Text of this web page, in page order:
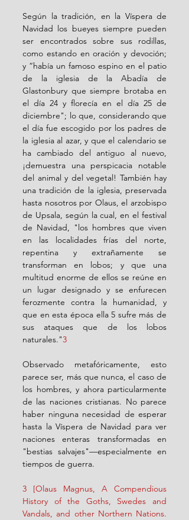
Según la tradición, en la Víspera de
Navidad los bueyes siempre pueden
ser encontrados sobre sus rodillas,
como estando en oración y devoción;
y “había un famoso espino en el patio
de la iglesia de la Abadía de
Glastonbury que siempre brotaba en
el día 24 y florecía en el día 25 de
diciembre"; lo que, considerando que
el día fue escogido por los padres de
la iglesia al azar, y que el calendario se
ha cambiado del antiguo al nuevo,
¡demuestra una perspicacia notable
del animal y del vegetal! También hay
una tradición de la iglesia, preservada
hasta nosotros por Olaus, el arzobispo
de Upsala, según la cual, en el festival
de Navidad, "los hombres que viven
en las localidades frías del norte,
repentina y extrañamente se
transforman en lobos; y que una
multitud enorme de ellos se reúne en
un lugar designado y se enfurecen
ferozmente contra la humanidad, y
que en esta época ella 5 sufre más de
sus ataques que de los lobos
naturales."3
Observado metafóricamente, esto
parece ser, más que nunca, el caso de
los hombres, y ahora particularmente
de las naciones cristianas. No parece
haber ninguna necesidad de esperar
hasta la Víspera de Navidad para ver
naciones enteras transformadas en
"bestias salvajes"—especialmente en
tiempos de guerra.
3 [Olaus Magnus, A Compendious
History of the Goths, Swedes and
Vandals, and other Northern Nations.